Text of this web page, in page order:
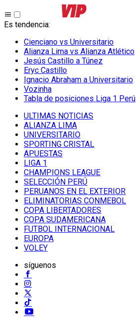
Es tendencia:
Cienciano vs Universitario
Alianza Lima vs Alianza Atlético
Jesús Castillo a Túnez
Eryc Castillo
Ignacio Abraham a Universitario
Vozinha
Tabla de posiciones Liga 1 Perú
ULTIMAS NOTICIAS
ALIANZA LIMA
UNIVERSITARIO
SPORTING CRISTAL
APUESTAS
LIGA 1
CHAMPIONS LEAGUE
SELECCIÓN PERÚ
PERUANOS EN EL EXTERIOR
ELIMINATORIAS CONMEBOL
COPA LIBERTADORES
COPA SUDAMERICANA
FUTBOL INTERNACIONAL
EUROPA
VOLEY
síguenos